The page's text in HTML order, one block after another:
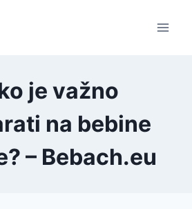
je važno
na bebine
– Bebach.eu